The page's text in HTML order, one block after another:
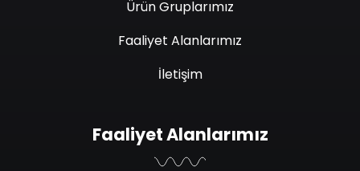
Ürün Gruplarımız
Faaliyet Alanlarımız
İletişim
Faaliyet Alanlarımız